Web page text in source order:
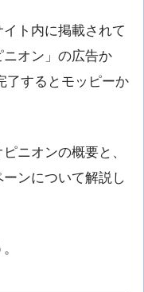
ト内に掲載されて
オン」の広告か
了するとモッピーか
ニオンの概要と、
ンについて解説し